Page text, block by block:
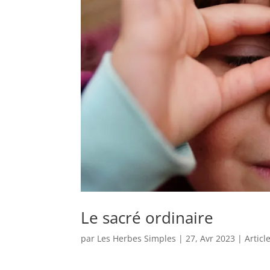
Le sacré ordinaire
par Les Herbes Simples |27, Avr 2023 |